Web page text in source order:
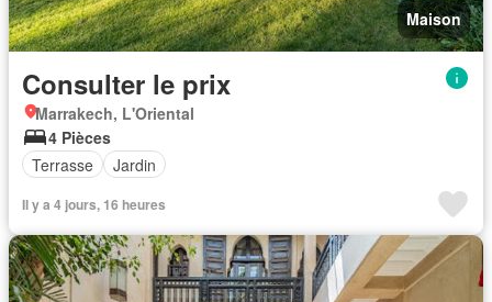
Maison
Consulter le prix
Marrakech, L'Oriental
4 Pièces
Terrasse
Jardin
Il y a 4 jours, 16 heures